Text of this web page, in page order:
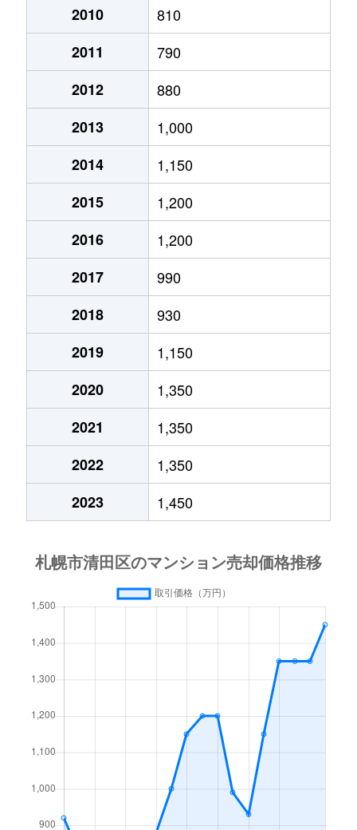
里塚２条
550万円
真栄１条
1,400万円
真栄１条
1,300万円
真栄１条
1,500万円
真栄１条
2,000万円
真栄５条
590万円
平岡１条
890万円
平岡１条
2,500万円
平岡４条
1,600万円
平岡４条
2,600万円
平岡５条
1,600万円
平岡６条
2,100万円
平岡６条
2,700万円
平岡公園東
2,200万円
2010
810
2011
790
2012
880
2013
1,000
2014
1,150
2015
1,200
2016
1,200
2017
990
2018
930
2019
1,150
2020
1,350
2021
1,350
2022
1,350
2023
1,450